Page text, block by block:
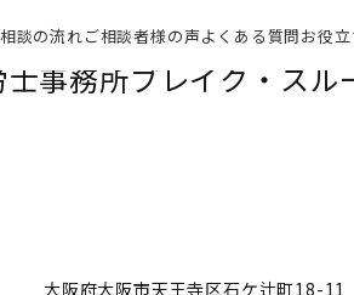
談の流れご相談者様の声よくある質問お役
士事務所ブレイク・スル
大阪府大阪市天王寺区石ケ辻町18-